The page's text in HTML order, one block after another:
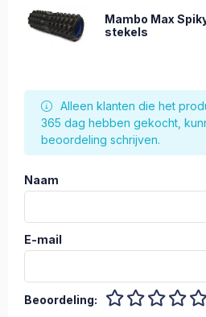
Mambo Max
stekels
Alleen klanten die het
365 dag hebben gekocht,
beoordeling schrijven.
Naam
E-mail
Beoordeling: